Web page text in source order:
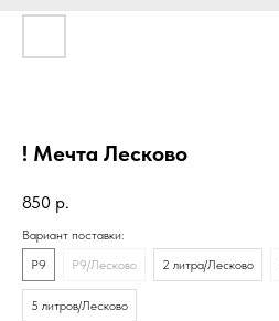
! Мечта Лесково
850 р.
Вариант поставки:
Р9
Р9/Лесково 2 литра/Лесково
5 литров/Лесково